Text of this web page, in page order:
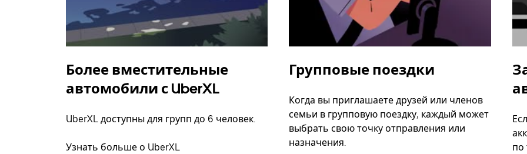
Более вместительные
автомобили с UberXL
UberXL доступны для групп до 6 человек.
Узнать больше о UberXL
Групповые поездки
Когда вы приглашаете друзей или членов
семьи в групповую поездку, каждый может
выбрать свою точку отправления или
назначения.
по